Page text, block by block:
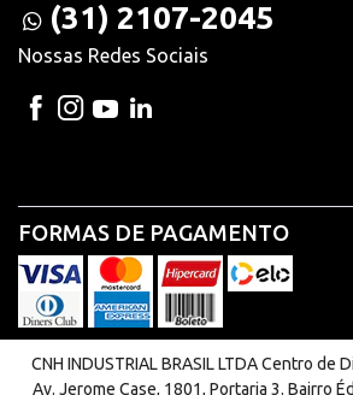
(31) 2107-2045
Nossas Redes Sociais
FORMAS DE PAGAMENTO
CNH INDUSTRIAL BRASIL LTDA Centro de
Av. Jerome Case, 1801, Portaria 3. Bairro